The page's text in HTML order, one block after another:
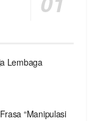
Lembaga
“Manipulasi